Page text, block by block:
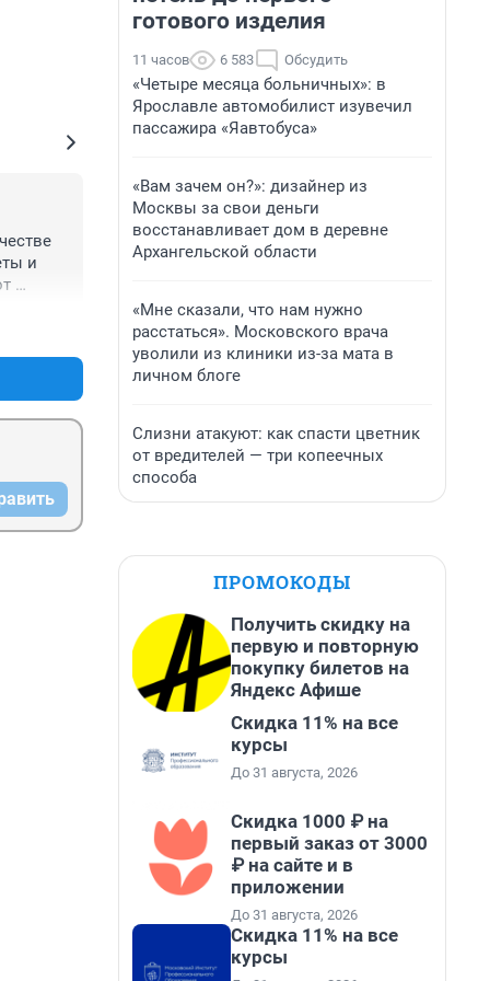
и
№4
готового изделия
11 часов 6 583 Обсудить
«Четыре месяца больничных»: в
Ярославле автомобилист изувечил
пассажира «Яавтобуса»
«Вам зачем он?»: дизайнер из
Москвы за свои деньги
восстанавливает дом в деревне
Архангельской области
«Мне сказали, что нам нужно
расстаться». Московского врача
уволили из клиники из-за мата в
личном блоге
Слизни атакуют: как спасти цветник
от вредителей — три копеечных
способа
ПРОМОКОДЫ
Получить скидку на
первую и повторную
покупку билетов на
Яндекс Афише
Скидка 11% на все
курсы
До 31 августа, 2026
Скидка 1000 ₽ на
первый заказ от 3000
₽ на сайте и в
приложении
До 31 августа, 2026
Скидка 11% на все
курсы